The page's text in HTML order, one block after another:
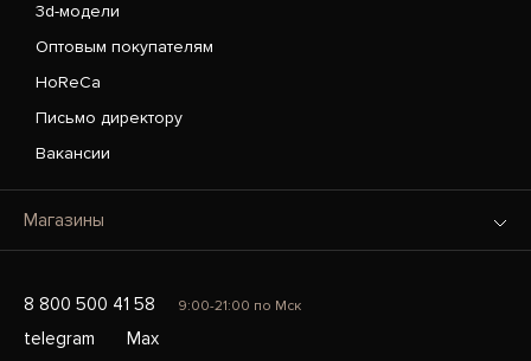
3d-модели
Оптовым покупателям
HoReCa
Письмо директору
Вакансии
Магазины
8 800 500 41 58 9:00-21:00 по Мск
telegram
Max